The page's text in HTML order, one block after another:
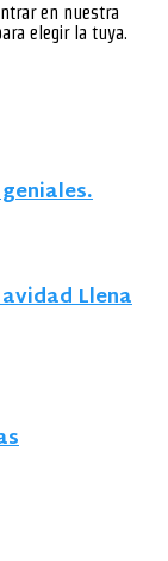
en nuestra
elegir la tuya.
Llena